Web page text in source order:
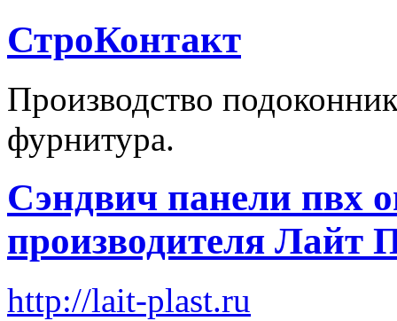
СтроКонтакт
Производство
фурнитура.
Сэндвич панели пвх
производителя Лайт
http://lait-plast.ru